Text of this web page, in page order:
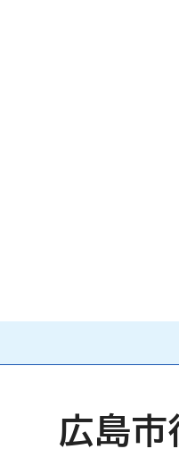
広島市